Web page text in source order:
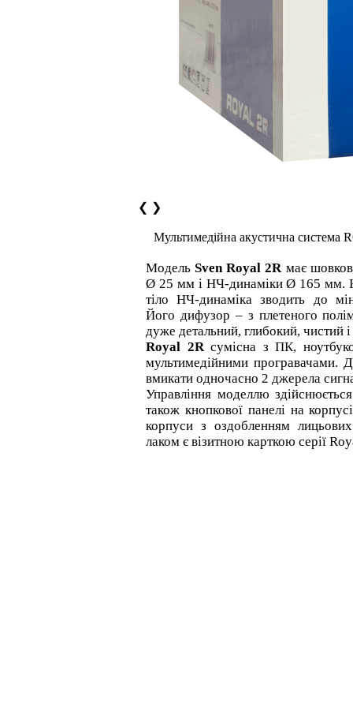
❮ ❯
Мультимедійна акустична система
МодельSven Royal 2Rмає
Ø 25 мм і НЧ-динаміки Ø 165 мм.
тіло НЧ-динаміка зводить до
Його дифузор – з плетеного
дуже детальний, глибокий, чистий
Royal 2Rсумісна з ПК,
мультимедійними програвачами.
вмикати одночасно 2 джерела
Управління моделлю
також кнопкової панелі на
корпуси з оздобленням
лаком є візитною карткою серії